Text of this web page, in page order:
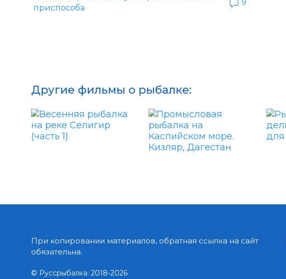
приспособа
9
Другие фильмы о рыбалке:
При копировании материалов, обратная ссылка на сайт
обязательна.
© Руссрыбалка: 2018-2026